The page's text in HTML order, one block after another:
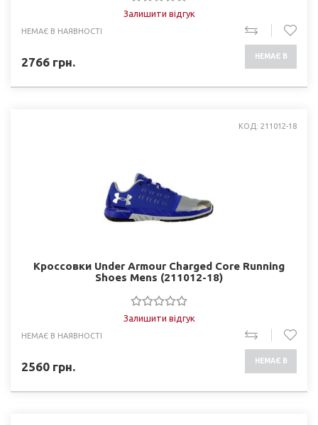
Залишити відгук
НЕМАЄ В НАЯВНОСТІ
2766 грн. НЕМАЄ В
КОД: 211012-18
Кроссовки Under Armour Charged Core Running
Shoes Mens (211012-18)
Залишити відгук
НЕМАЄ В НАЯВНОСТІ
2560 грн. НЕМАЄ В